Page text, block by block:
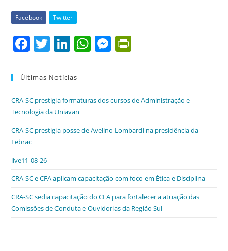
Facebook Twitter
F
c
b
o
o
k
T
itt
er
Li
k
dI
n
W
A
p
M
n
g
ri
e
n
Últimas Notícias
CRA-SC prestigia formaturas dos cursos de Administração e
Tecnologia da Uniavan
CRA-SC prestigia posse de Avelino Lombardi na presidência da
Febrac
live11-08-26
CRA-SC e CFA aplicam capacitação com foco em Ética e Disciplina
CRA-SC sedia capacitação do CFA para fortalecer a atuação das
Comissões de Conduta e Ouvidorias da Região Sul